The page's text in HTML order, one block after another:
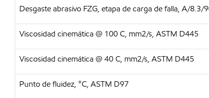
Desgaste abrasivo FZG, etapa de carga de falla, A/8.3/
Viscosidad cinemática @ 100 C, mm2/s, ASTM D445
Viscosidad cinemática @ 40 C, mm2/s, ASTM D445
Punto de fluidez, °C, ASTM D97